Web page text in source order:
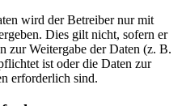
wird der Betreiber nur mit
Dies gilt nicht, sofern er
zur Weitergabe der Daten (z. B.
ist oder die Daten zur
erforderlich sind.